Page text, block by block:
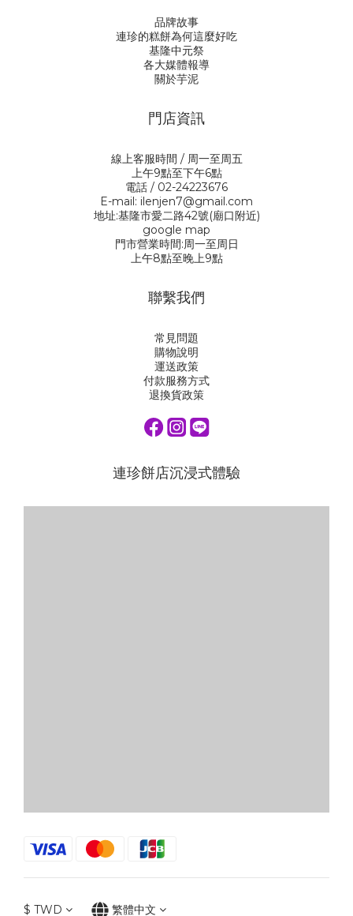
品牌故事
連珍的糕餅為何這麼好吃
基隆中元祭
各大媒體報導
關於芋泥
門店資訊
線上客服時間 / 周一至周五
上午9點至下午6點
電話 / 02-24223676
E-mail: ilenjen7@gmail.com
地址:基隆市愛二路42號(廟口附近)
google map
門市營業時間:周一至周日
上午8點至晚上9點
聯繫我們
常見問題
購物說明
運送政策
付款服務方式
退換貨政策
連珍餅店沉浸式體驗
$ TWD 繁體中文